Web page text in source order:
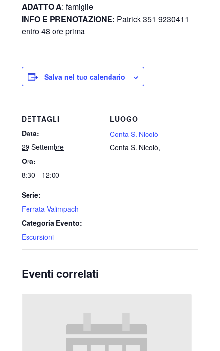
ADATTO A: famiglie
INFO E PRENOTAZIONE: Patrick 351 9230411
entro 48 ore prima
Salva nel tuo calendario
DETTAGLI
Data:
29 Settembre
Ora:
8:30 - 12:00
Serie:
Ferrata Valimpach
Categoria Evento:
Escursioni
LUOGO
Centa S. Nicolò
Centa S. Nicolò,
Eventi correlati